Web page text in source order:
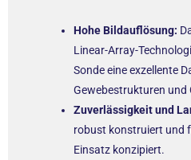
Hohe Bildauflösung:
Linear-Array-
Sonde eine exzellente
Gewebestrukturen und
Zuverlässigkeit und
robust konstruiert und
Einsatz konzipiert.